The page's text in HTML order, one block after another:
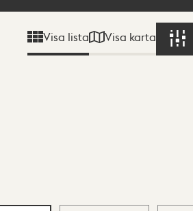
Visa lista Visa karta